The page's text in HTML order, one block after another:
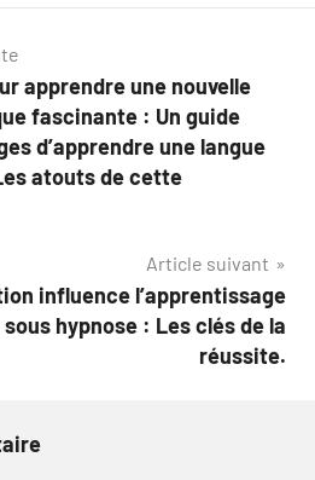
apprendre une nouvelle
fascinante : Un guide
d’apprendre une langue
atouts de cette
Article suivant
influence l’apprentissage
sous hypnose : Les clés de la
réussite.